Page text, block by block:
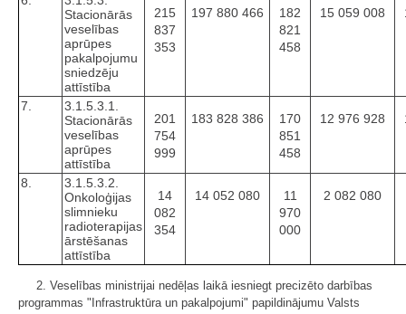
Stacionārās
veselības
aprūpes
pakalpojumu
sniedzēju
attīstība
215
837
353
197 880 466
182
821
458
15 059 008
7.
3.1.5.3.1.
Stacionārās
veselības
aprūpes
attīstība
201
754
999
183 828 386
170
851
458
12 976 928
8.
3.1.5.3.2.
Onkoloģijas
slimnieku
radioterapijas
ārstēšanas
attīstība
14
082
354
14 052 080
11
970
000
2 082 080
2. Veselības ministrijai nedēļas laikā iesniegt precizēto darbības
programmas "Infrastruktūra un pakalpojumi" papildinājumu Valsts